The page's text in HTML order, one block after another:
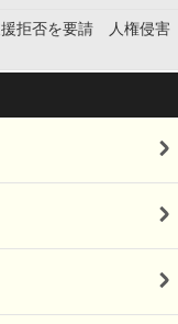
援拒否を要請 人権侵害